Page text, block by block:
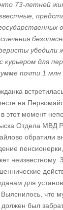
73-летней
убедили
курьером для
почти 1 млн
на
этот момент
Отдела МВД
обратили
неизвестному.
для
Выяснилось, что
был